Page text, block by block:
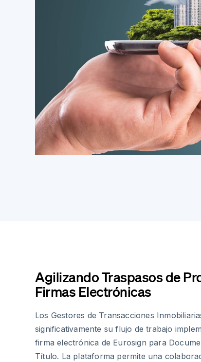
Agilizando Traspasos de
Firmas Electrónicas
Los Gestores de Transacciones
significativamente su flujo de trabajo
firma electrónica de Eurosign para
Título. La plataforma permite una